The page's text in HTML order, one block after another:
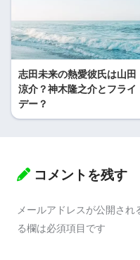
志田未来の熱愛彼氏は山田
涼介？神木隆之介とフライ
デー？
コメントを残す
メールアドレスが公開され
る欄は必須項目です